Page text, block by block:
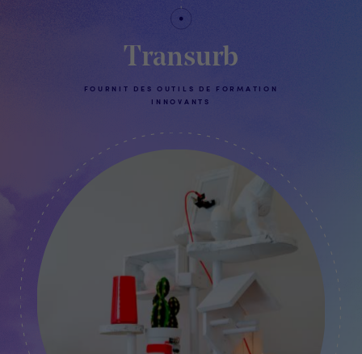
Transurb
FOURNIT DES OUTILS DE FORMATION
INNOVANTS